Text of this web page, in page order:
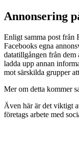
Annonsering
Enligt samma post från
Facebooks egna
datatillgången från dem
ladda upp annan
mot särskilda grupper
Mer om detta kommer
Även här är det viktigt
företags arbete med